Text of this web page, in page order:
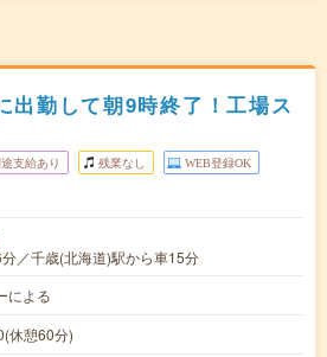
出勤して朝9時終了！工場ス
支給あり 残業なし WEB登録OK
／千歳(北海道)駅から車15分
による
休憩60分)